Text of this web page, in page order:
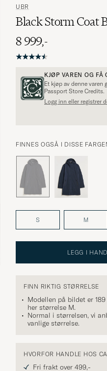
UBR
Black Storm Coat
8 999,-
KJØP VAREN OG FÅ
Et kjøp av denne varen
Passport Store Credits.
Logg inn eller registrer
FINNES OGSÅ I DISSE
S M
LEGG I
FINN RIKTIG STØRRELSE
Modellen på bildet er
her størrelse M.
Normal i størrelsen, vi
vanlige størrelse.
HVORFOR HANDLE HOS
Fri frakt over 499,-